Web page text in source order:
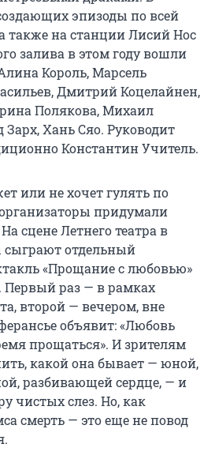
эпизоды по всей
также на станции Лисий Нос
залива в этом году вошли
Король, Марсель
Дмитрий Коцелайнен,
Полякова, Михаил
Хань Сяо. Руководит
Константин Учитель.
или не хочет гулять по
организаторы придумали
сцене Летнего театра в
отдельный
«Прощание с любовью»
раз — в рамках
второй — вечером, вне
объявит: «Любовь
прощаться». И зрителям
какой она бывает — юной,
разбивающей сердце, — и
чистых слез. Но, как
смерть — это еще не повод